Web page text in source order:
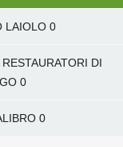
LAIOLO0
DI
0
0